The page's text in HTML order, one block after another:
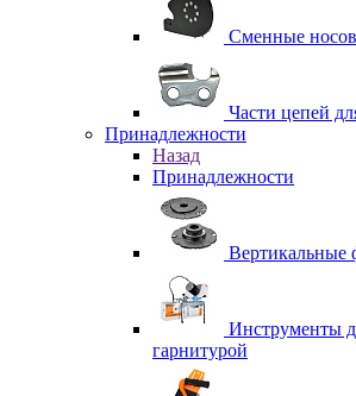
Сменные
Части цепей
Принадлежности
Назад
Принадлежности
Вертикальные
Инструменты
гарнитурой